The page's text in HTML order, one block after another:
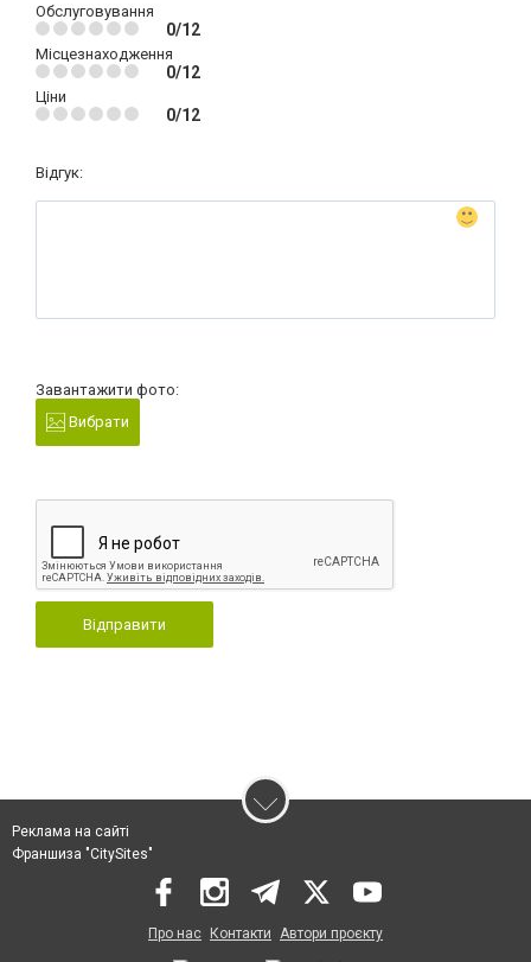
Обслуговування
0/12
Місцезнаходження
0/12
Ціни
0/12
Відгук:
Завантажити фото:
Вибрати
Відправити
Реклама на сайті
Франшиза "CitySites"
Про нас Контакти Автори проєкту